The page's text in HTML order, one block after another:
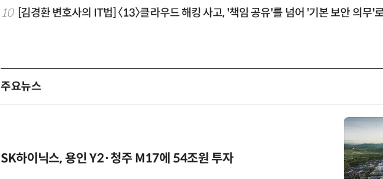
10 [김경환 변호사의 IT법] 〈13〉클라우드 해킹 사고, '책임 공유'를 넘어 '기본 보안 의무'
주요뉴스
SK하이닉스, 용인 Y2·청주 M17에 54조원 투자